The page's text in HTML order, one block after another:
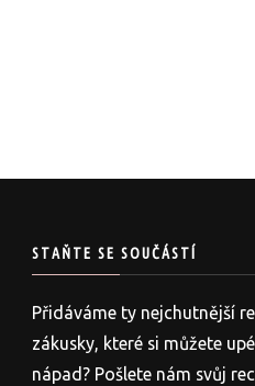
STAŇTE SE SOUČÁSTÍ
Přidáváme ty nejchutnější
zákusky, které si můžete
nápad? Pošlete nám svůj